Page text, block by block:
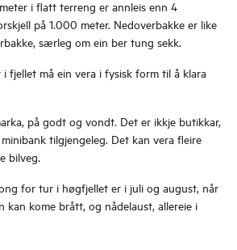
i flatt terreng er annleis enn 4
på 1.000 meter. Nedoverbakke er like
særleg om ein ber tung sekk.
fjellet må ein vera i fysisk form til å klara
på godt og vondt. Det er ikkje butikkar,
tilgjengeleg. Det kan vera fleire
bilveg.
for tur i høgfjellet er i juli og august, når
kome brått, og nådelaust, allereie i